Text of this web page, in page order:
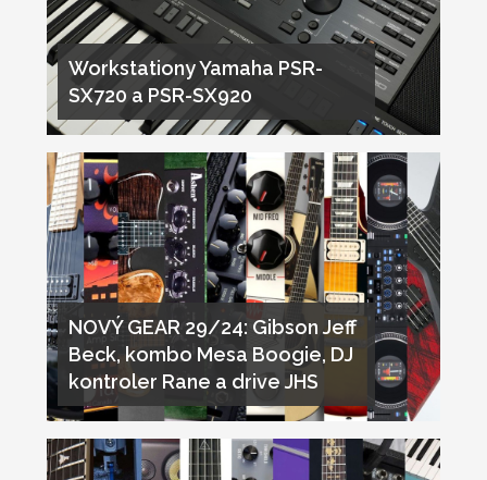
Workstationy Yamaha PSR-
SX720 a PSR-SX920
NOVÝ GEAR 29/24: Gibson Jeff
Beck, kombo Mesa Boogie, DJ
kontroler Rane a drive JHS